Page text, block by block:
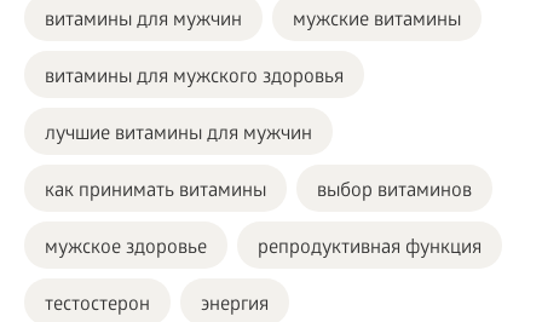
витамины для мужчин мужские витамины
витамины для мужского здоровья
лучшие витамины для мужчин
как принимать витамины выбор витаминов
мужское здоровье репродуктивная функция
тестостерон энергия